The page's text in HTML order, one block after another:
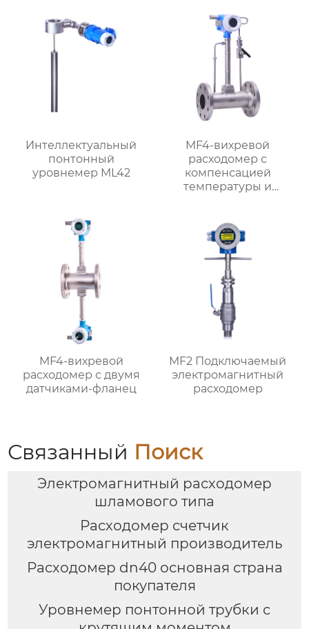
Интеллектуальный
понтонный
уровнемер ML42
MF4-вихревой
расходомер с
компенсацией
температуры и
MF4-вихревой
расходомер с двумя
датчиками-фланец
MF2 Подключаемый
электромагнитный
расходомер
Связанный Поиск
Электромагнитный расходомер
шламового типа
Расходомер счетчик
электромагнитный производитель
Расходомер dn40 основная страна
покупателя
Уровнемер понтонной трубки с